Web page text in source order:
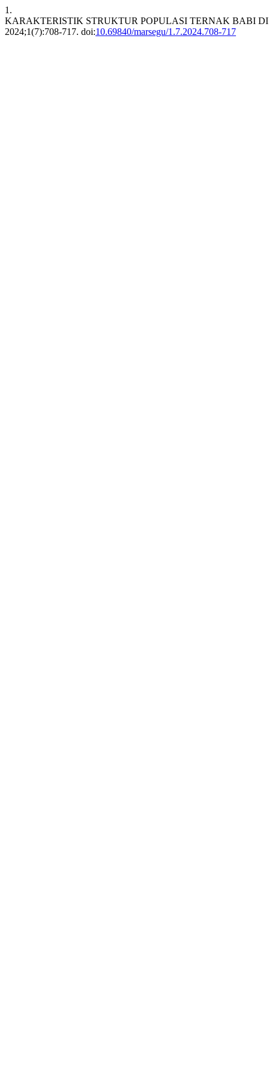
1.
KARAKTERISTIK STRUKTUR POPULASI TERNAK BABI
2024;1(7):708-717. doi:10.69840/marsegu/1.7.2024.708-717